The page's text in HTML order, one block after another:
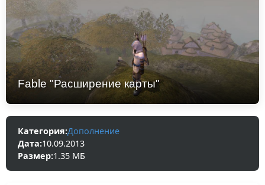
Fable "Расширение карты"
Категория:Дополнение
Дата:10.09.2013
Размер:1.35 МБ